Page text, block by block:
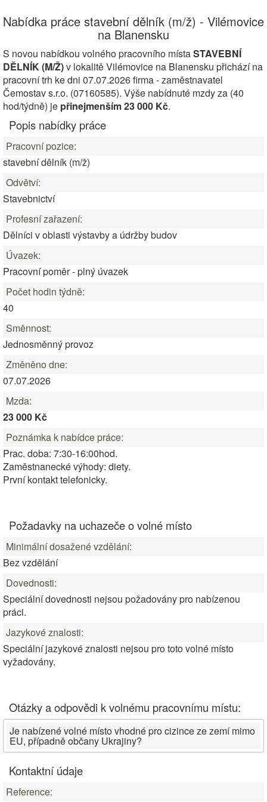
Nabídka práce stavební dělník (m/ž) - Vilémovice
na Blanensku
S novou nabídkou volného pracovního místaSTAVEBNÍ
DĚLNÍK (M/Ž)v lokalitě Vilémovice na Blanensku přichází na
pracovní trh ke dni 07.07.2026 firma - zaměstnavatel
Čemostav s.r.o. (07160585). Výše nabídnuté mzdy za (40
hod/týdně) je přinejmenším 23 000 Kč.
Popis nabídky práce
Pracovní pozice:
stavební dělník (m/ž)
Odvětví:
Stavebnictví
Profesní zařazení:
Dělníci v oblasti výstavby a údržby budov
Úvazek:
Pracovní poměr - plný úvazek
Počet hodin týdně:
40
Směnnost:
Jednosměnný provoz
Změněno dne:
07.07.2026
Mzda:
23 000 Kč
Poznámka k nabídce práce:
Prac. doba: 7:30-16:00hod.
Zaměstnanecké výhody: diety.
První kontakt telefonicky.
Požadavky na uchazeče o volné místo
Minimální dosažené vzdělání:
Bez vzdělání
Dovednosti:
Speciální dovednosti nejsou požadovány pro nabízenou
práci.
Jazykové znalosti:
Speciální jazykové znalosti nejsou pro toto volné místo
vyžadovány.
Otázky a odpovědi k volnému pracovnímu místu:
Je nabízené volné místo vhodné pro cizince ze zemí mimo
EU, případně občany Ukrajiny?
Kontaktní údaje
Reference: